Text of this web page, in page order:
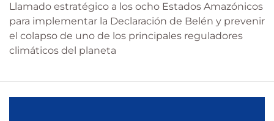
Llamado estratégico a los ocho Estados Amazónicos
para implementar la Declaración de Belén y prevenir
el colapso de uno de los principales reguladores
climáticos del planeta